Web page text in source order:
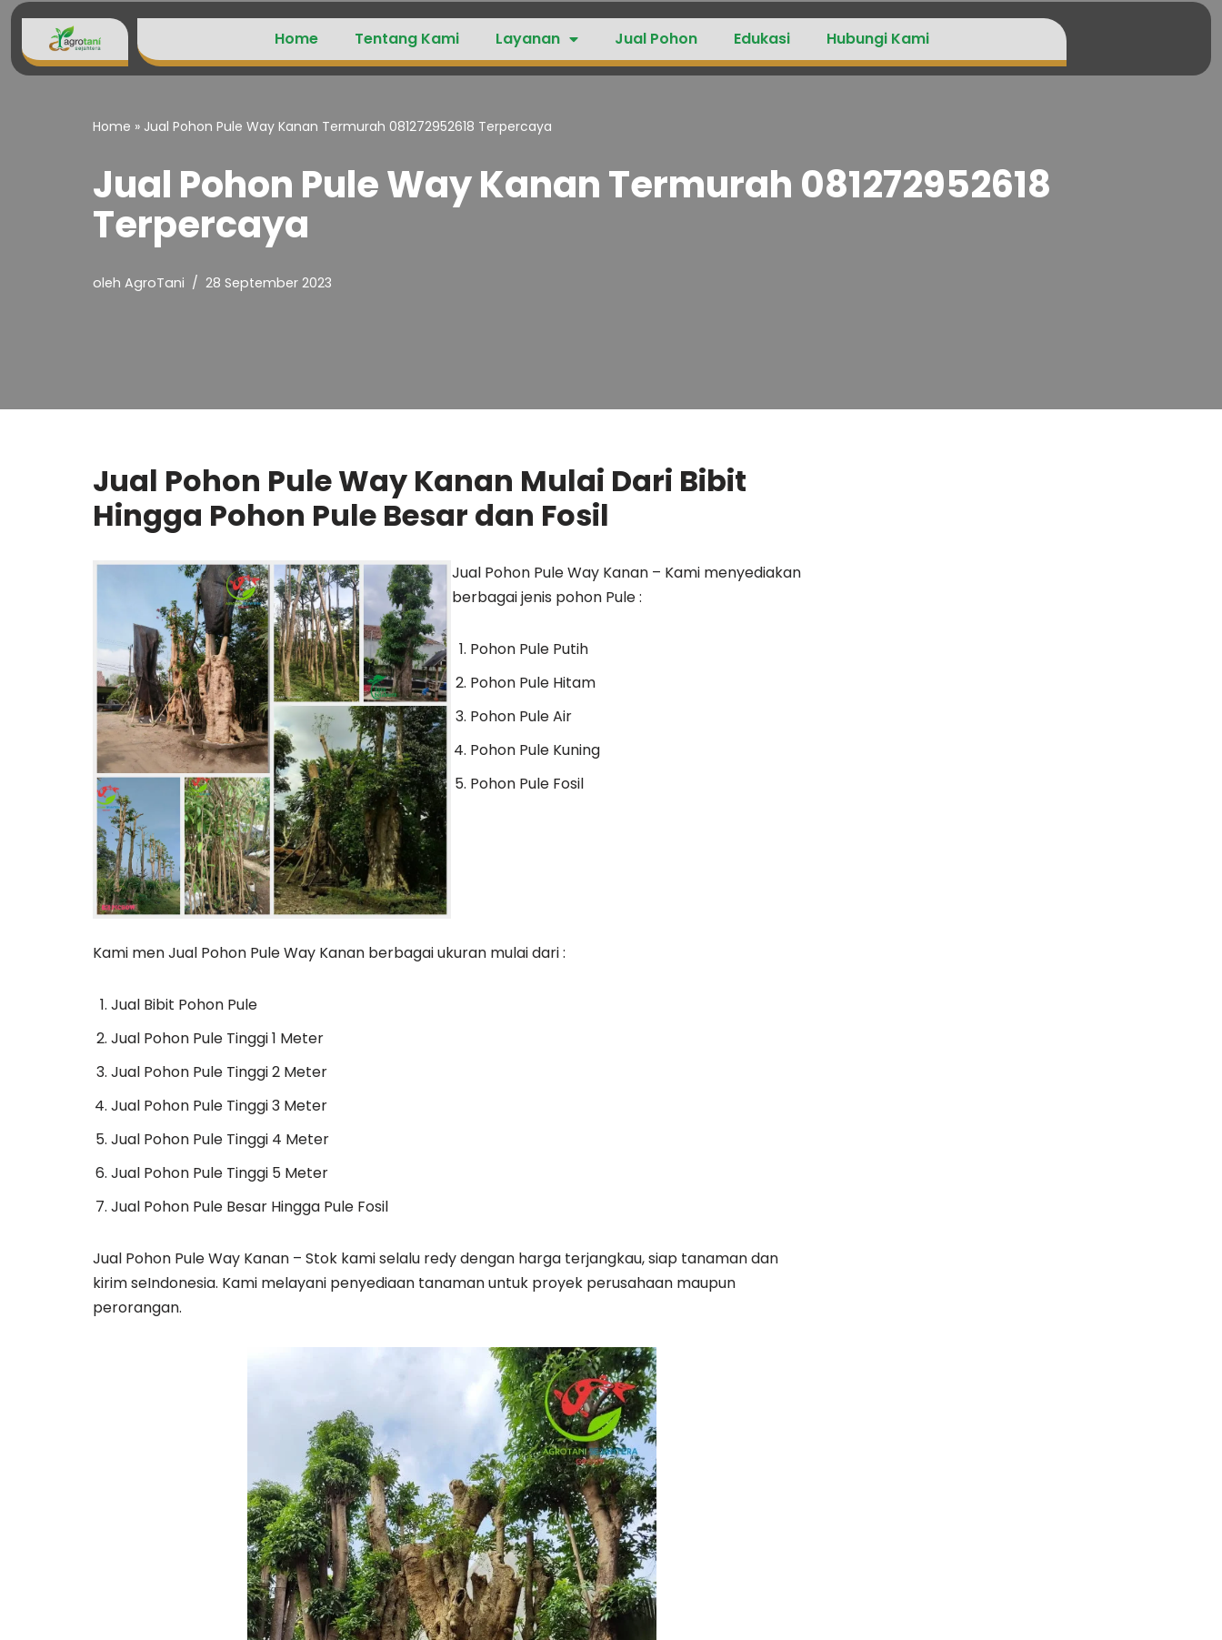
Lompat
ke
Home Tentang Kami Layanan Jual Pohon Edukasi Hubungi Kami
Home » Jual Pohon Pule Way Kanan Termurah 081272952618 Terpercaya
Jual Pohon Pule Way Kanan Termurah 081272952618
Terpercaya
oleh AgroTani 28 September 2023
Jual Pohon Pule Way Kanan Mulai Dari Bibit
Hingga Pohon Pule Besar dan Fosil
Jual Pohon Pule Way Kanan – Kami menyediakan
berbagai jenis pohon Pule :
Pohon Pule Putih
Pohon Pule Hitam
Pohon Pule Air
Pohon Pule Kuning
Pohon Pule Fosil
Kami men Jual Pohon Pule Way Kanan berbagai ukuran mulai dari :
Jual Bibit Pohon Pule
Jual Pohon Pule Tinggi 1 Meter
Jual Pohon Pule Tinggi 2 Meter
Jual Pohon Pule Tinggi 3 Meter
Jual Pohon Pule Tinggi 4 Meter
Jual Pohon Pule Tinggi 5 Meter
Jual Pohon Pule Besar Hingga Pule Fosil
Jual Pohon Pule Way Kanan – Stok kami selalu redy dengan harga terjangkau, siap tanaman dan
kirim seIndonesia. Kami melayani penyediaan tanaman untuk proyek perusahaan maupun
perorangan.